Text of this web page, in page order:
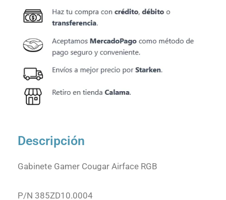
Descripción
Gabinete Gamer Cougar Airface RGB
P/N 385ZD10.0004